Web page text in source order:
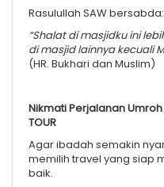
Rasulullah SAW bersabda:
“Shalat di masjidku ini
di masjid lainnya kecuali
(HR. Bukhari dan Muslim)
Nikmati Perjalanan
TOUR
Agar ibadah semakin
memilih travel yang siap
baik.